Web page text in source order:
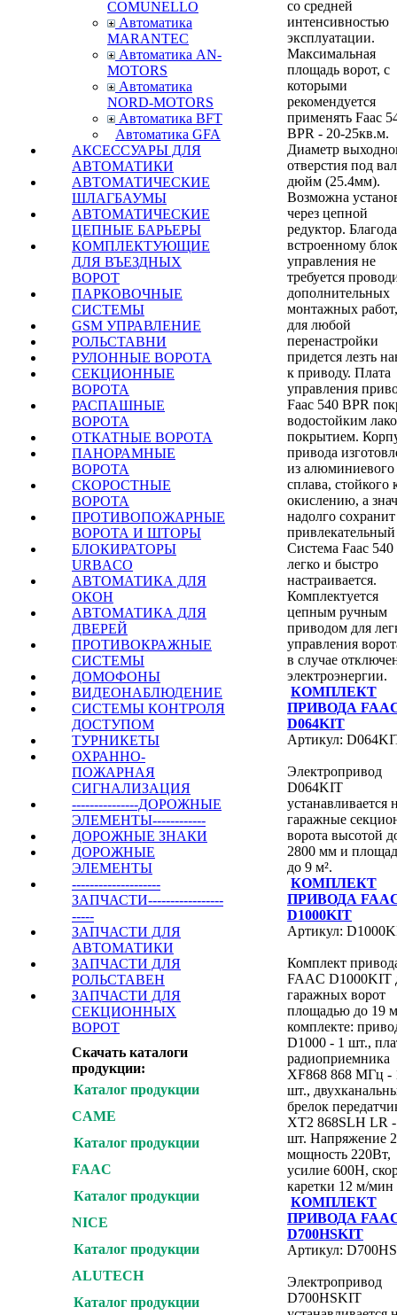
COMUNELLO
Автоматика
MARANTEC
Автоматика AN-
MOTORS
Автоматика
NORD-MOTORS
Автоматика BFT
Автоматика GFA
АКСЕССУАРЫ ДЛЯ
АВТОМАТИКИ
АВТОМАТИЧЕСКИЕ
ШЛАГБАУМЫ
АВТОМАТИЧЕСКИЕ
ЦЕПНЫЕ БАРЬЕРЫ
КОМПЛЕКТУЮЩИЕ
ДЛЯ ВЪЕЗДНЫХ
ВОРОТ
ПАРКОВОЧНЫЕ
СИСТЕМЫ
GSM УПРАВЛЕНИЕ
РОЛЬСТАВНИ
РУЛОННЫЕ ВОРОТА
СЕКЦИОННЫЕ
ВОРОТА
РАСПАШНЫЕ
ВОРОТА
ОТКАТНЫЕ ВОРОТА
ПАНОРАМНЫЕ
ВОРОТА
СКОРОСТНЫЕ
ВОРОТА
ПРОТИВОПОЖАРНЫЕ
ВОРОТА И ШТОРЫ
БЛОКИРАТОРЫ
URBACO
АВТОМАТИКА ДЛЯ
ОКОН
АВТОМАТИКА ДЛЯ
ДВЕРЕЙ
ПРОТИВОКРАЖНЫЕ
СИСТЕМЫ
ДОМОФОНЫ
ВИДЕОНАБЛЮДЕНИЕ
СИСТЕМЫ КОНТРОЛЯ
ДОСТУПОМ
ТУРНИКЕТЫ
ОХРАННО-
ПОЖАРНАЯ
СИГНАЛИЗАЦИЯ
---------------ДОРОЖНЫЕ
ЭЛЕМЕНТЫ------------
ДОРОЖНЫЕ ЗНАКИ
ДОРОЖНЫЕ
ЭЛЕМЕНТЫ
--------------------
ЗАПЧАСТИ-----------------
-----
ЗАПЧАСТИ ДЛЯ
АВТОМАТИКИ
ЗАПЧАСТИ ДЛЯ
РОЛЬСТАВЕН
ЗАПЧАСТИ ДЛЯ
СЕКЦИОННЫХ
ВОРОТ
Скачать каталоги
продукции:
Каталог продукции
CAME
Каталог продукции
FAAC
Каталог продукции
NICE
Каталог продукции
ALUTECH
Каталог продукции
со средней
интенсивностью
эксплуатации.
Максимальная
площадь ворот, с
которыми
рекомендуется
применять Faac
BPR - 20-25кв.м.
Диаметр
отверстия под
дюйм (25.4мм).
Возможна
через цепной
редуктор.
встроенному
управления не
требуется
дополнительных
монтажных
для любой
перенастройки
придется лезть
к приводу. Плата
управления
Faac 540 BPR
водостойким
покрытием.
привода
из алюминиевого
сплава, стойкого
окислению, а
надолго сохранит
Система Faac
легко и быстро
настраивается.
Комплектуется
цепным ручным
приводом для
управления
в случае
электроэнергии.
КОМПЛЕКТ
ПРИВОДА
D064KIT
Артикул:
Электропривод
D064KIT
устанавливается
гаражные
ворота высотой
2800 мм и
до 9 м².
КОМПЛЕКТ
ПРИВОДА
D1000KIT
Артикул:
Комплект
FAAC D1000KIT
гаражных ворот
площадью до 19
комплекте:
D1000 - 1 шт.,
радиоприемника
XF868 868 МГц -
шт.,
брелок
XT2 868SLH LR
шт. Напряжение
мощность 220Вт,
усилие 600Н,
каретки 12 м/мин
КОМПЛЕКТ
ПРИВОДА
D700HSKIT
Артикул:
Электропривод
D700HSKIT